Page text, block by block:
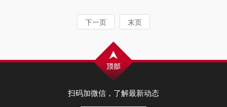
下一页 末页
扫码加微信，了解最新动态